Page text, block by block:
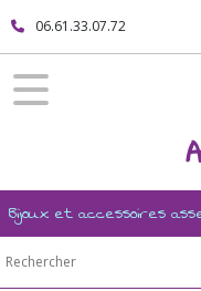
06.61.33.07.72